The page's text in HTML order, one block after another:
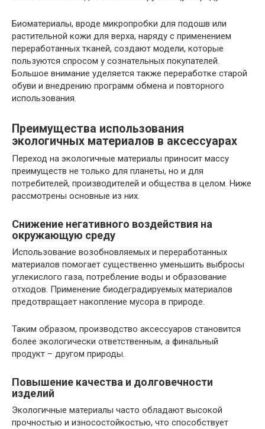
Биоматериалы, вроде микропробки для подошв или
растительной кожи для верха, наряду с применением
переработанных тканей, создают модели, которые
пользуются спросом у сознательных покупателей.
Большое внимание уделяется также переработке старой
обуви и внедрению программ обмена и повторного
использования.
Преимущества использования
экологичных материалов в аксессуарах
Переход на экологичные материалы приносит массу
преимуществ не только для планеты, но и для
потребителей, производителей и общества в целом. Ниже
рассмотрены основные из них.
Снижение негативного воздействия на
окружающую среду
Использование возобновляемых и переработанных
материалов помогает существенно уменьшить выбросы
углекислого газа, потребление воды и образование
отходов. Применение биодеградируемых материалов
предотвращает накопление мусора в природе.
Таким образом, производство аксессуаров становится
более экологически ответственным, а финальный
продукт – другом природы.
Повышение качества и долговечности
изделий
Экологичные материалы часто обладают высокой
прочностью и износостойкостью, что способствует